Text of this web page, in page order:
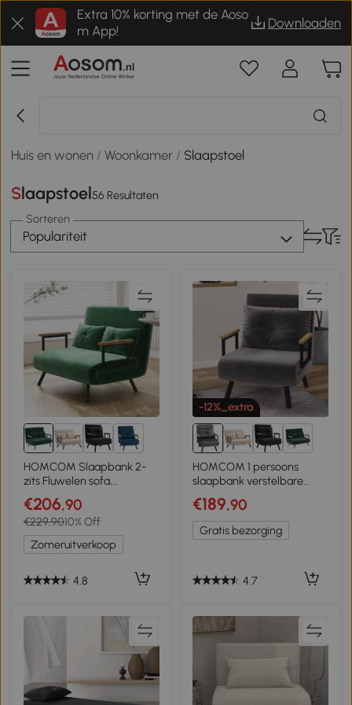
Extra 10% korting met de Aoso
m App!
Downloaden
Huis en wonen /Woonkamer / Slaapstoel
Slaapstoel56 Resultaten
Sorteren
Populariteit
7+
HOMCOM Slaapbank 2-
zits Fluwelen sofa,
slaapfunctie, incl. 2 kussens,
fluweel-look, Naturel +
Groen
€206,90
€229,9010% Off
Zomeruitverkoop
4.8
-12%_extra
7+
HOMCOM 1 persoons
slaapbank verstelbare
slaapstoel met kussen lees
lounge ligstoel Donkergrijs
€189,90
Gratis bezorging
4.7